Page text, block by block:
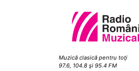
Muzică clasică pentru toţi
97.6, 104.8 şi 95.4 FM